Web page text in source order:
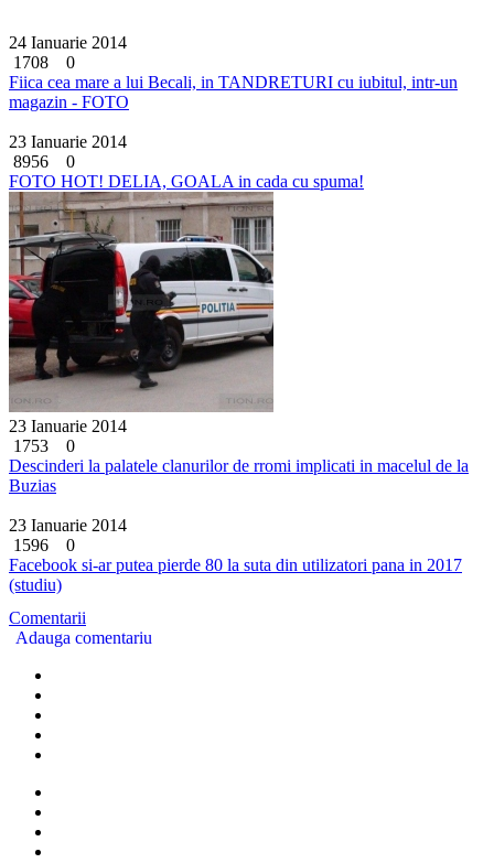
24 Ianuarie 2014
1708
0
Fiica cea mare a lui Becali, in TANDRETURI cu iubitul, intr-un
magazin - FOTO
23 Ianuarie 2014
8956
0
FOTO HOT! DELIA, GOALA in cada cu spuma!
23 Ianuarie 2014
1753
0
Descinderi la palatele clanurilor de rromi implicati in macelul de la
Buzias
23 Ianuarie 2014
1596
0
Facebook si-ar putea pierde 80 la suta din utilizatori pana in 2017
(studiu)
Comentarii
Adauga comentariu